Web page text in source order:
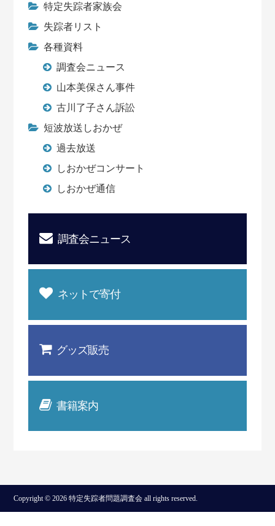
特定失踪者家族会
失踪者リスト
各種資料
調査会ニュース
山本美保さん事件
古川了子さん訴訟
短波放送しおかぜ
過去放送
しおかぜコンサート
しおかぜ通信
調査会ニュース
ネットで寄付
グッズ販売
書籍案内
Copyright © 2026 特定失踪者問題調査会 all rights reserved.